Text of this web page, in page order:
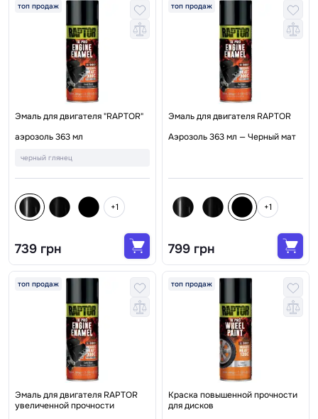
топ продаж
Эмаль для двигателя "RAPTOR"
аэрозоль 363 мл
черный глянец
+1
739 грн
топ продаж
Эмаль для двигателя RAPTOR
Аэрозоль 363 мл — Черный мат
+1
799 грн
топ продаж
Эмаль для двигателя RAPTOR
увеличенной прочности
топ продаж
Краска повышенной прочности
для дисков